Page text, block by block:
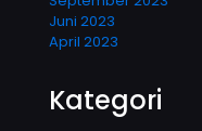
Juni 2023
April 2023
Kategori